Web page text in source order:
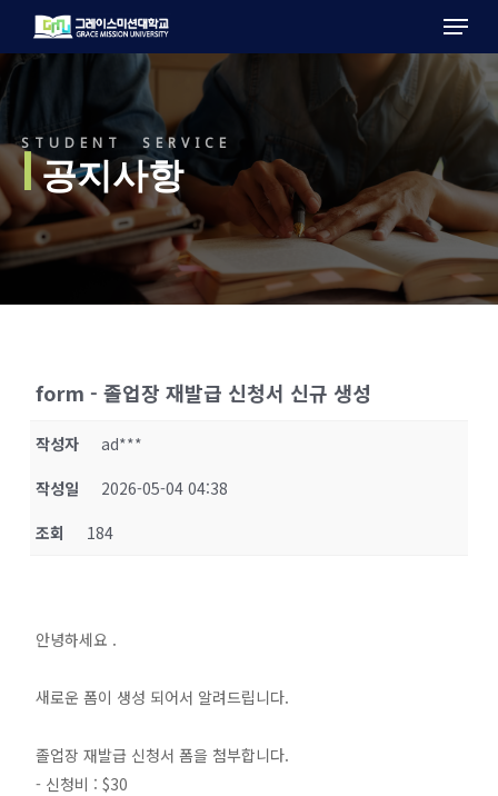
main
content
Menu
STUDENT SERVICE
l공지사항
form - 졸업장 재발급 신청서 신규 생성
작성자
ad***
작성일
2026-05-04 04:38
조회
184
안녕하세요 .
새로운 폼이 생성 되어서 알려드립니다.
졸업장 재발급 신청서 폼을 첨부합니다.
- 신청비 : $30